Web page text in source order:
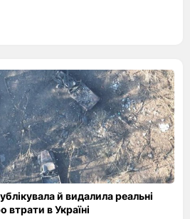
й видалила реальні
втрати в Україні